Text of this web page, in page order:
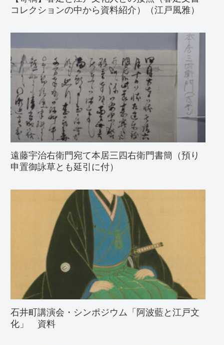
コレクションの中から資料紹介）（江戸風雅）
遠藤宇治右衛門宛て本居三四右衛門書簡（預り
申置御詠草とも延引に付）
石井町講演会・シンポジウム「阿波藍と江戸文
化」 資料